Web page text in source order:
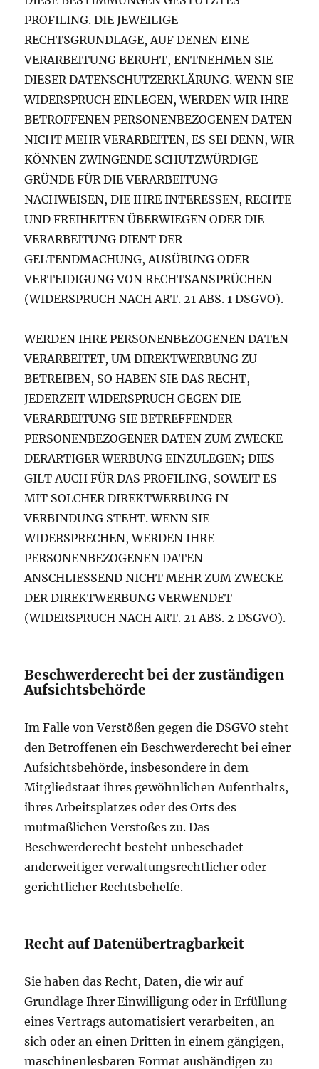
PROFILING. DIE JEWEILIGE
RECHTSGRUNDLAGE, AUF DENEN EINE
VERARBEITUNG BERUHT, ENTNEHMEN SIE
DIESER DATENSCHUTZERKLÄRUNG. WENN SIE
WIDERSPRUCH EINLEGEN, WERDEN WIR IHRE
BETROFFENEN PERSONENBEZOGENEN DATEN
NICHT MEHR VERARBEITEN, ES SEI DENN, WIR
KÖNNEN ZWINGENDE SCHUTZWÜRDIGE
GRÜNDE FÜR DIE VERARBEITUNG
NACHWEISEN, DIE IHRE INTERESSEN, RECHTE
UND FREIHEITEN ÜBERWIEGEN ODER DIE
VERARBEITUNG DIENT DER
GELTENDMACHUNG, AUSÜBUNG ODER
VERTEIDIGUNG VON RECHTSANSPRÜCHEN
(WIDERSPRUCH NACH ART. 21 ABS. 1 DSGVO).
WERDEN IHRE PERSONENBEZOGENEN DATEN
VERARBEITET, UM DIREKTWERBUNG ZU
BETREIBEN, SO HABEN SIE DAS RECHT,
JEDERZEIT WIDERSPRUCH GEGEN DIE
VERARBEITUNG SIE BETREFFENDER
PERSONENBEZOGENER DATEN ZUM ZWECKE
DERARTIGER WERBUNG EINZULEGEN; DIES
GILT AUCH FÜR DAS PROFILING, SOWEIT ES
MIT SOLCHER DIREKTWERBUNG IN
VERBINDUNG STEHT. WENN SIE
WIDERSPRECHEN, WERDEN IHRE
PERSONENBEZOGENEN DATEN
ANSCHLIESSEND NICHT MEHR ZUM ZWECKE
DER DIREKTWERBUNG VERWENDET
(WIDERSPRUCH NACH ART. 21 ABS. 2 DSGVO).
Beschwerde­recht bei der zuständigen
Aufsichts­behörde
Im Falle von Verstößen gegen die DSGVO steht
den Betroffenen ein Beschwerderecht bei einer
Aufsichtsbehörde, insbesondere in dem
Mitgliedstaat ihres gewöhnlichen Aufenthalts,
ihres Arbeitsplatzes oder des Orts des
mutmaßlichen Verstoßes zu. Das
Beschwerderecht besteht unbeschadet
anderweitiger verwaltungsrechtlicher oder
gerichtlicher Rechtsbehelfe.
Recht auf Daten­übertrag­barkeit
Sie haben das Recht, Daten, die wir auf
Grundlage Ihrer Einwilligung oder in Erfüllung
eines Vertrags automatisiert verarbeiten, an
sich oder an einen Dritten in einem gängigen,
maschinenlesbaren Format aushändigen zu